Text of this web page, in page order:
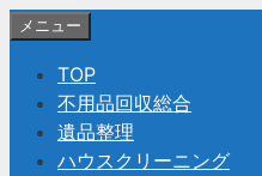
コメニュー
TOP
不用品回収総合
遺品整理
ハウスクリーニング